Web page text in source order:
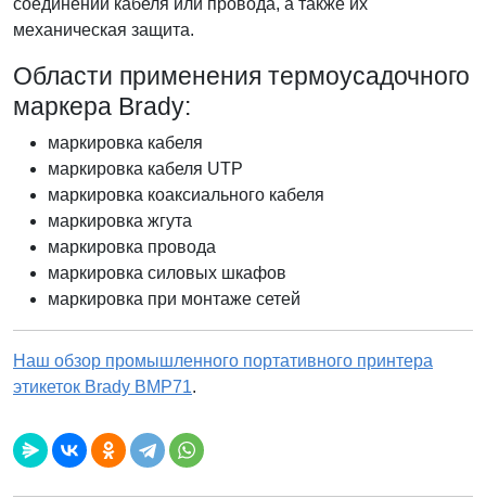
соединений кабеля или провода, а также их
механическая защита.
Области применения термоусадочного
маркера Brady:
маркировка кабеля
маркировка кабеля UTP
маркировка коаксиального кабеля
маркировка жгута
маркировка провода
маркировка силовых шкафов
маркировка при монтаже сетей
Наш обзор промышленного портативного принтера
этикеток Brady BMP71.